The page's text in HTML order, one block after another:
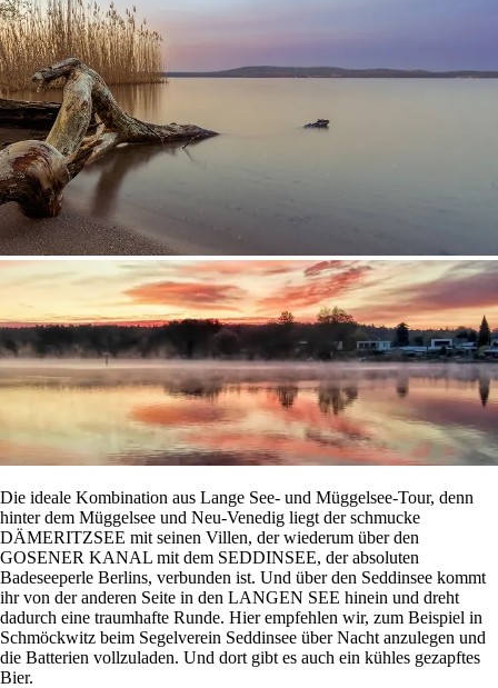
Die ideale Kombination aus Lange See- und Müggelsee-Tour, denn
hinter dem Müggelsee und Neu-Venedig liegt der schmucke
DÄMERITZSEE mit seinen Villen, der wiederum über den
GOSENER KANAL mit dem SEDDINSEE, der absoluten
Badeseeperle Berlins, verbunden ist. Und über den Seddinsee kommt
ihr von der anderen Seite in den LANGEN SEE hinein und dreht
dadurch eine traumhafte Runde. Hier empfehlen wir, zum Beispiel in
Schmöckwitz beim Segelverein Seddinsee über Nacht anzulegen und
die Batterien vollzuladen. Und dort gibt es auch ein kühles gezapftes
Bier.